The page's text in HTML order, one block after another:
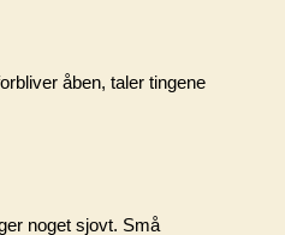
åben, taler tingene
noget sjovt. Små